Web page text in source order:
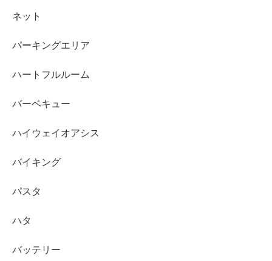
ネット
パーキングエリア
ハートフルルーム
バーベキュー
ハイウェイオアシス
バイキング
パスタ
ハタ
バッテリー